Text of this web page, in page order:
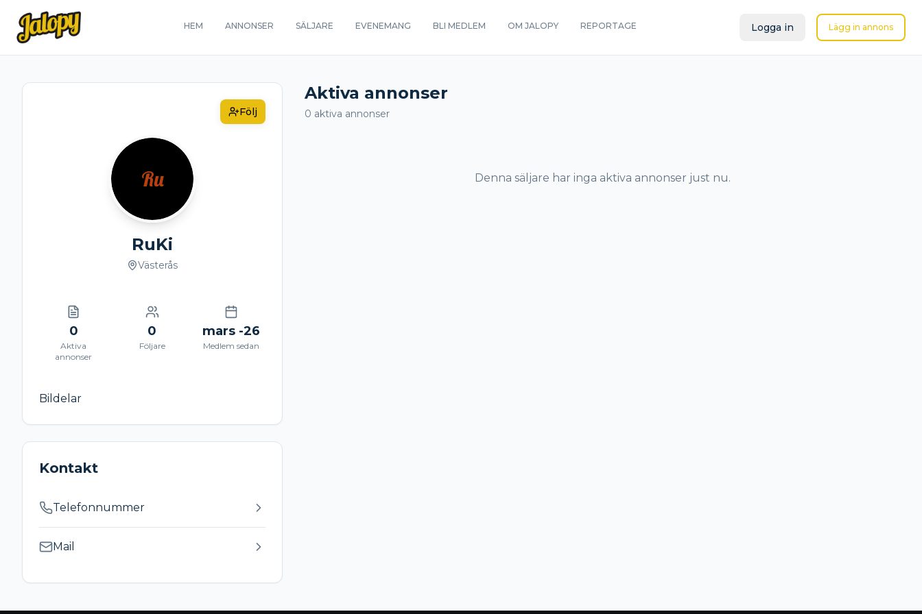
HEM ANNONSER SÄLJARE EVENEMANG BLI MEDLEM OM JALOPY REPORTAGE Logga in Lägg in annons
Följ
Ru
RuKi
Västerås
0
Aktiva
annonser
0
Följare
mars -26
Medlem sedan
Bildelar
Kontakt
Telefonnummer
Mail
Aktiva annonser
0 aktiva annonser
Denna säljare har inga aktiva annonser just nu.